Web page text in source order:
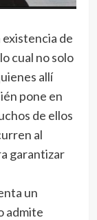
existencia de
cual no solo
allí
pone en
de ellos
al
garantizar
un
admite